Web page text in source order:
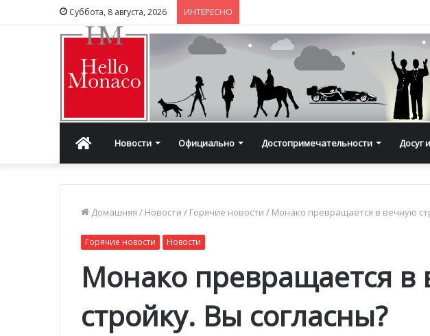
Суббота, 8 августа, 2026 ИНТЕРЕСНО
ГлавнаяНовости Официально Достопримечательности Досуг
Домашняя / Новости / Горячие новости / Монако превращается в вечную
Горячие новости Новости
Монако превращается в
стройку. Вы согласны?